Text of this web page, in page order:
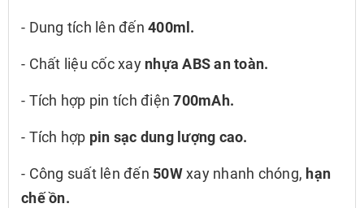
- Dung tích lên đến 400ml.
- Chất liệu cốc xaynhựa ABS an toàn.
- Tích hợp pin tích điện700mAh.
- Tích hợp pin sạc dung lượng cao.
- Công suất lên đến 50Wxay nhanh chóng, hạn
chế ồn.